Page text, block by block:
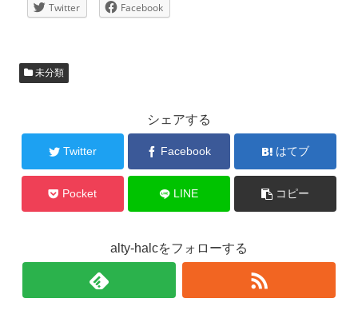
Twitter Facebook
未分類
シェアする
Twitter Facebook はてブ
Pocket LINE コピー
alty-halcをフォローする